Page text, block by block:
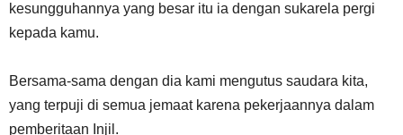
kesungguhannya yang besar itu ia dengan sukarela pergi
kepada kamu.
Bersama-sama dengan dia kami mengutus saudara kita,
yang terpuji di semua jemaat karena pekerjaannya dalam
pemberitaan Injil.